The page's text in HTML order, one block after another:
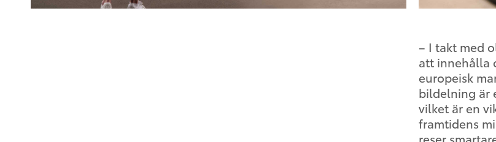
– I takt med
att innehålla
europeisk
bildelning är
vilket är en
framtidens